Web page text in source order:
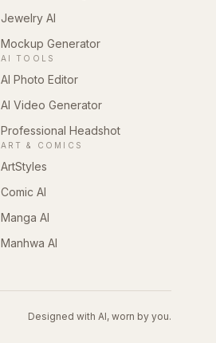
Jewelry AI
Mockup Generator
AI TOOLS
AI Photo Editor
AI Video Generator
Professional Headshot
ART & COMICS
ArtStyles
Comic AI
Manga AI
Manhwa AI
Designed with AI, worn by you.